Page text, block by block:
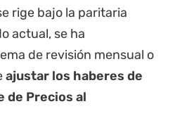
rige bajo la paritaria
actual, se ha
de revisión mensual o
ajustar los haberes de
de Precios al